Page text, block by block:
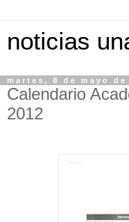
noticias
martes, 8 de mayo de
Calendario
2012